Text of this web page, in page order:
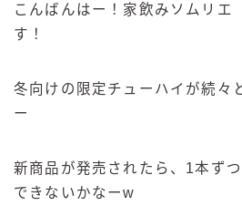
ー196℃ 瞬間凍結
こだわり酒場
ほろよい
こんばんはー！家飲みソムリエ
す！
冬向けの限定チューハイが続々
ー
新商品が発売されたら、1本ず
できないかなーw